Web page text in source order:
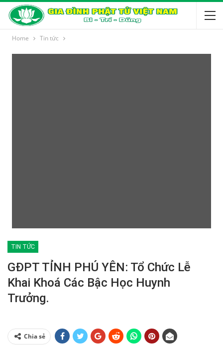
Home Tin tức
TIN TỨC
GĐPT TỈNH PHÚ YÊN: Tổ Chức Lễ
Khai Khoá Các Bậc Học Huynh
Trưởng.
Chia sẻ